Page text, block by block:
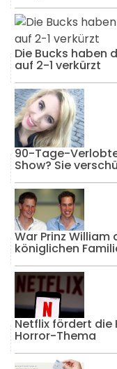
Die Bucks haben
auf 2-1 verkürzt
90-Tage-
Show? Sie
War Prinz William
königlichen
Netflix fördert die
Horror-Thema